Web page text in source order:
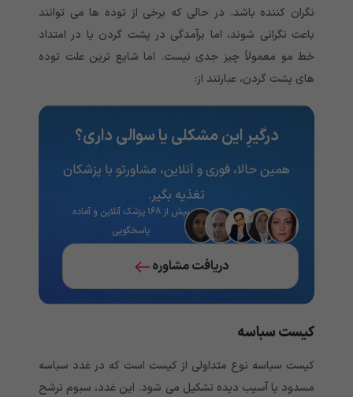
نگران کننده باشد. در حالی که برخی از توده ها می توانند
باعث نگرانی شوند، اما برآمدگی در پشت گردن یا در امتداد
خط مو معمولاً چیز جدی نیست. اما شایع ترین علت توده
های پشت گردن، عبارتند از:
درگیرِ این مشکلی یا سوالی داری؟
همین حالا، فوری و آنلاین، مشاورتو با پزشکان
تغذیه‌ بگیر.
بیش از ۱۶۸ پزشک آنلاین و آماده
پاسخگویی
دریافت مشاوره
کیست سباسه
کیست سباسه نوع متداولی از کیست است که در غدد سباسه
مسدود یا آسیب دیده تشکیل می شود. این غدد، سبوم ترشح